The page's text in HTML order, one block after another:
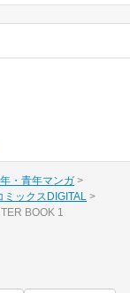
・青年マンガ
ミックスDIGITAL
BOOK 1